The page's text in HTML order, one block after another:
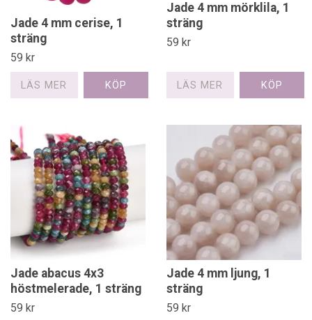
Jade 4 mm cerise, 1
sträng
59 kr
LÄS MER
Jade 4 mm mörklila, 1
sträng
59 kr
LÄS MER
Jade abacus 4x3
höstmelerade, 1 sträng
59 kr
Jade 4 mm ljung, 1
sträng
59 kr